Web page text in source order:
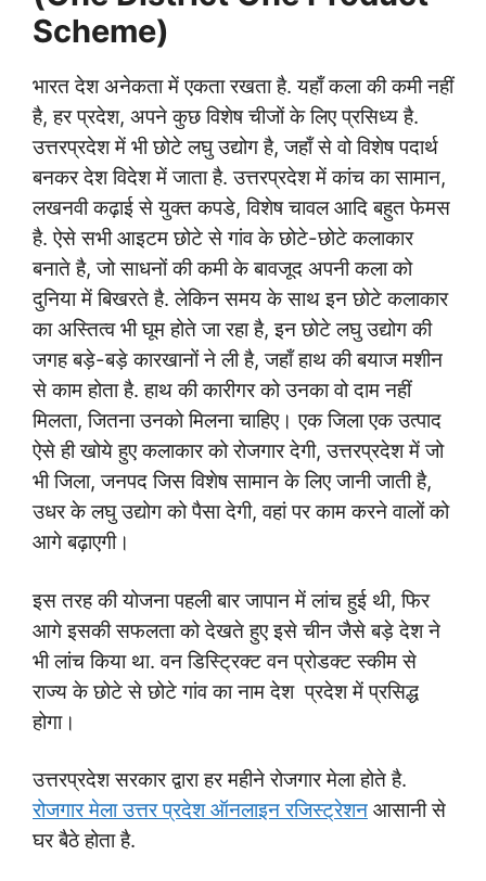
Scheme)
भारत देश अनेकता में एकता रखता है. यहाँ कला की कमी नहीं
है, हर प्रदेश, अपने कुछ विशेष चीजों के लिए प्रसिध्य है.
उत्तरप्रदेश में भी छोटे लघु उद्योग है, जहाँ से वो विशेष पदार्थ
बनकर देश विदेश में जाता है. उत्तरप्रदेश में कांच का सामान,
लखनवी कढ़ाई से युक्त कपडे, विशेष चावल आदि बहुत फेमस
है. ऐसे सभी आइटम छोटे से गांव के छोटे-छोटे कलाकार
बनाते है, जो साधनों की कमी के बावजूद अपनी कला को
दुनिया में बिखरते है. लेकिन समय के साथ इन छोटे कलाकार
का अस्तित्व भी घूम होते जा रहा है, इन छोटे लघु उद्योग की
जगह बड़े-बड़े कारखानों ने ली है, जहाँ हाथ की बयाज मशीन
से काम होता है. हाथ की कारीगर को उनका वो दाम नहीं
मिलता, जितना उनको मिलना चाहिए। एक जिला एक उत्पाद
ऐसे ही खोये हुए कलाकार को रोजगार देगी, उत्तरप्रदेश में जो
भी जिला, जनपद जिस विशेष सामान के लिए जानी जाती है,
उधर के लघु उद्योग को पैसा देगी, वहां पर काम करने वालों को
आगे बढ़ाएगी।
इस तरह की योजना पहली बार जापान में लांच हुई थी, फिर
आगे इसकी सफलता को देखते हुए इसे चीन जैसे बड़े देश ने
भी लांच किया था. वन डिस्ट्रिक्ट वन प्रोडक्ट स्कीम से
राज्य के छोटे से छोटे गांव का नाम देश प्रदेश में प्रसिद्ध
होगा।
उत्तरप्रदेश सरकार द्वारा हर महीने रोजगार मेला होते है.
रोजगार मेला उत्तर प्रदेश ऑनलाइन रजिस्ट्रेशन आसानी से
घर बैठे होता है.